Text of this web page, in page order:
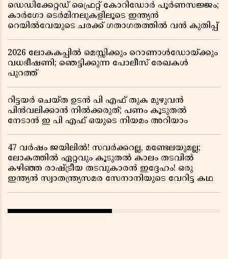
ഡെഡിക്കേറ്റഡ് ഫ്രൈറ്റ് കോറിഡോർ പൂർണസജ്ജം;
കാർഗോ ടെർമിനലുകളിലൂടെ ഇന്ത്യൻ
റെയിൽവേയുടെ ചരക്ക് ഗതാഗതത്തിൽ വൻ കുതിപ്പ്
2026 ലോകകപ്പിൽ മെസ്സിക്കും റൊണാൾഡോയ്ക്കും
വധഭീഷണി; ഞെട്ടിക്കുന്ന പോലീസ് രേഖകൾ
പുറത്ത്
റിട്ടയർ ചെയ്ത ഉടൻ പി എഫ് തുക മുഴുവൻ
പിൻവലിക്കാൻ നിൽക്കരുത്; പണം കൂടുതൽ
നേടാൻ ഇ പി എഫ് ഒയുടെ നിയമം അറിയാം
47 വർഷം ജയിലിൽ! സവർക്കറല്ല, മണ്ടേലയുമല്ല;
ലോകത്തിൽ ഏറ്റവും കൂടുതൽ കാലം തടവിൽ
കഴിഞ്ഞ രാഷ്ട്രീയ തടവുകാരൻ ഇദ്ദേഹം! ഒരു
ഇന്ത്യൻ സ്വാതന്ത്ര്യസമര സേനാനിയുടെ വേറിട്ട കഥ